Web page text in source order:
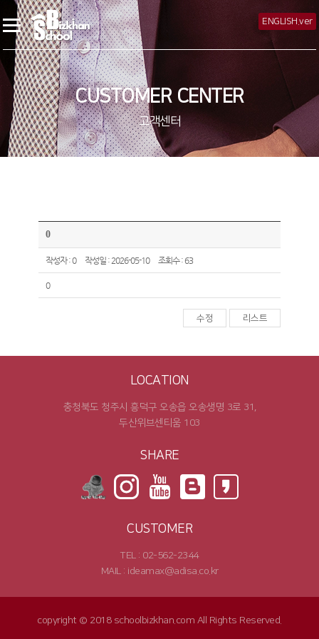
ENGLISH.ver
CUSTOMER CENTER
고객센터
0
작성자 : 0 작성일 : 2026-05-10 조회수 : 63
0
수정 리스트
LOCATION
충청북도 청주시 흥덕구 오송읍 오송생명 3로 31,
두산위브센티움 103
SHARE
CUSTOMER
TEL : 02-562-2344
MAIL : ideamax@adisa.co.kr
copyright © 2018 schoolbizkhan.com All Rights Reserved.